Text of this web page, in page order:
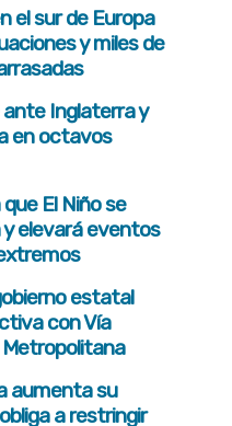
el sur de Europa
y miles de
ante Inglaterra y
en octavos
El Niño se
elevará eventos
estatal
con Vía
aumenta su
a restringir